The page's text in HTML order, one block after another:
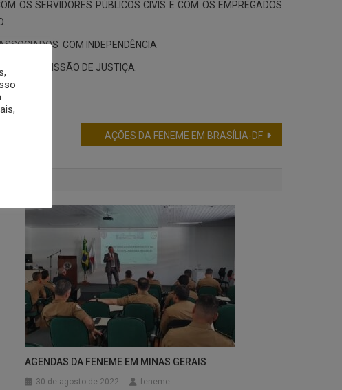
OS SERVIDORES PÚBLICOS CIVIS E COM OS EMPREGADOS
COM INDEPENDÊNCIA
A COMISSÃO DE JUSTIÇA.
AÇÕES DA FENEME EM BRASÍLIA-DF
AGENDAS DA FENEME EM MINAS GERAIS
30 de agosto de 2022 feneme